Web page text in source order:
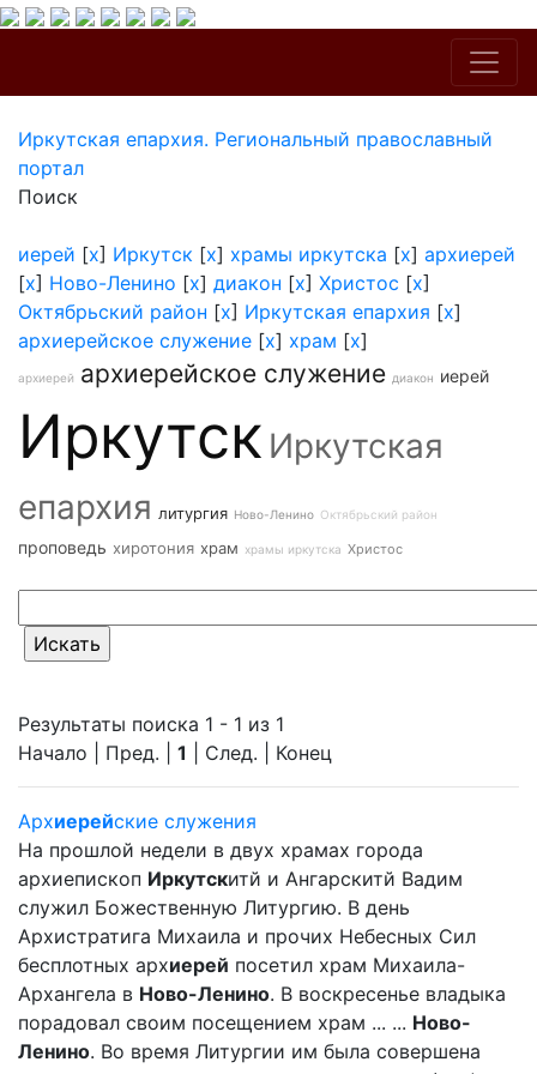
Иркутская епархия. Региональный православный
портал
Поиск
иерей [x] Иркутск [x] храмы иркутска [x] архиерей
[x] Ново-Ленино [x] диакон [x] Христос [x]
Октябрьский район [x] Иркутская епархия [x]
архиерейское служение [x] храм [x]
архиерей архиерейское служение диакон иерей
Иркутск Иркутская
епархия литургия Ново-Ленино Октябрьский район
проповедь хиротония храм храмы иркутска Христос
Результаты поиска 1 - 1 из 1
Начало | Пред. | 1 | След. | Конец
Архиерейские служения
На прошлой недели в двух храмах города
архиепископ Иркутскитй и Ангарскитй Вадим
служил Божественную Литургию. В день
Архистратига Михаила и прочих Небесных Сил
бесплотных архиерей посетил храм Михаила-
Архангела в Ново-Ленино. В воскресенье владыка
порадовал своим посещением храм ... ... Ново-
Ленино. Во время Литургии им была совершена